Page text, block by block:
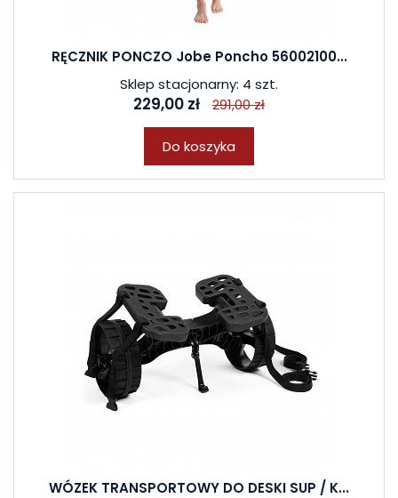
RĘCZNIK PONCZO Jobe Poncho 56002100...
Sklep stacjonarny: 4 szt.
229,00 zł 291,00 zł
Do koszyka
WÓZEK TRANSPORTOWY DO DESKI SUP / K...